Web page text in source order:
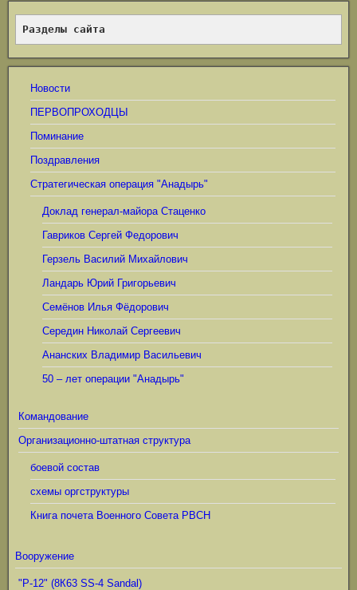
Разделы сайта
Новости
ПЕРВОПРОХОДЦЫ
Поминание
Поздравления
Стратегическая операция "Анадырь"
Доклад генерал-майора Стаценко
Гавриков Сергей Федорович
Герзель Василий Михайлович
Ландарь Юрий Григорьевич
Семёнов Илья Фёдорович
Середин Николай Сергеевич
Ананских Владимир Васильевич
50 – лет операции "Анадырь"
Командование
Организационно-штатная структура
боевой состав
схемы оргструктуры
Книга почета Военного Совета РВСН
Вооружение
"Р-12" (8К63 SS-4 Sandal)